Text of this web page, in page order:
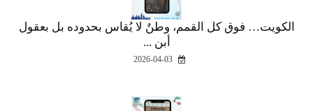
الكويت… فوق كل القمم، وطنٌ لا يُقاس بحدوده بل بعقول
أبن ...